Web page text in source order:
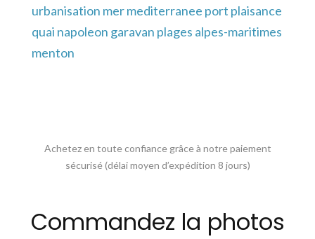
urbanisation mer mediterranee port plaisance
quai napoleon garavan plages alpes-maritimes
menton
Achetez en toute confiance grâce à notre paiement
sécurisé (délai moyen d’expédition 8 jours)
Commandez la photos